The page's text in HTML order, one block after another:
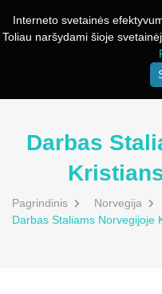
Interneto svetainės
Toliau naršydami šioje
Darbas
Pagrindinis
Norvegija
Darbas Staliams Norvegijoje